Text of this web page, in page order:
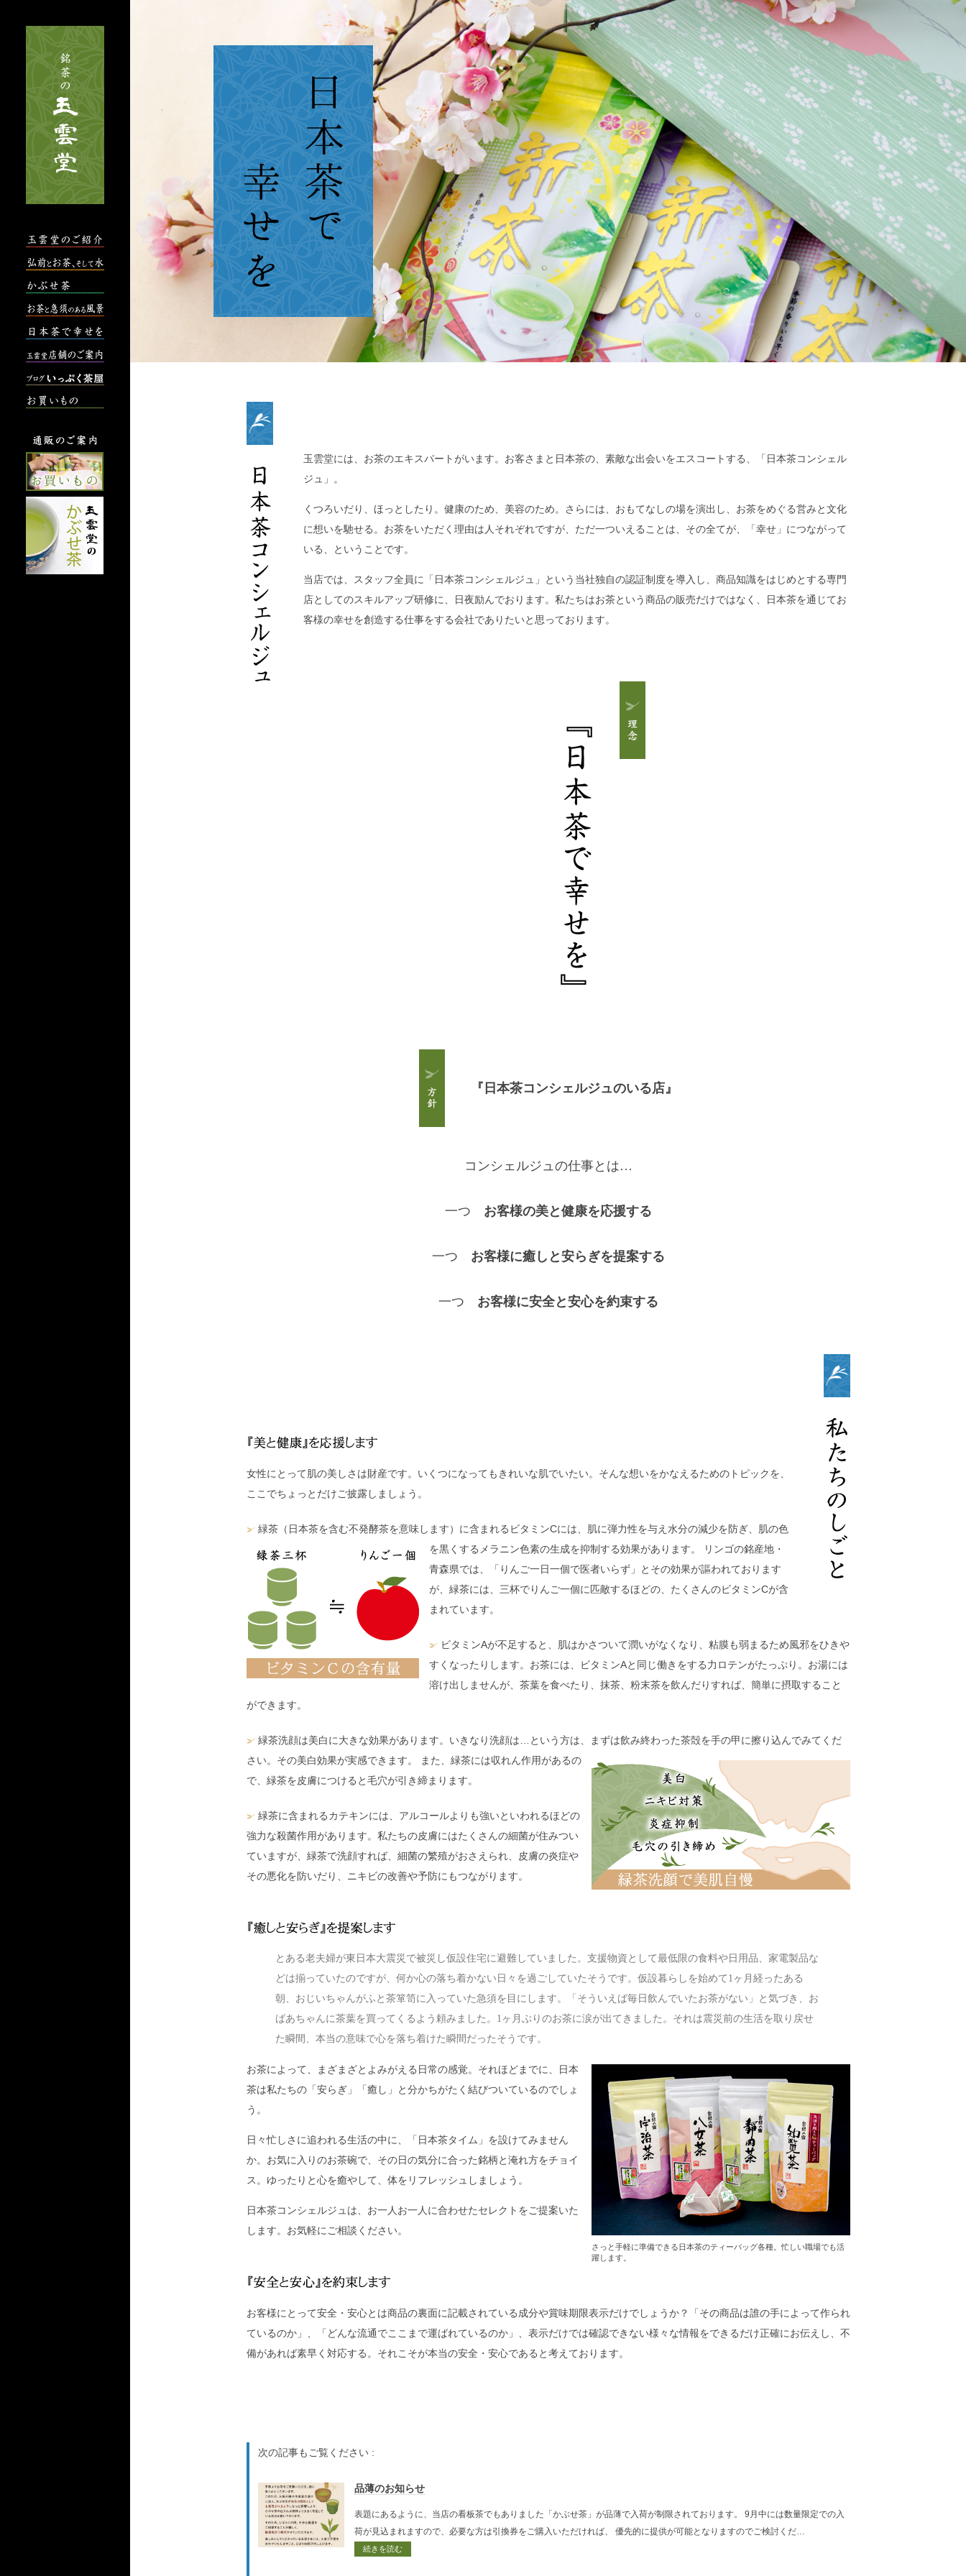
玉雲堂には、お茶のエキスパートがいます。お客さまと日本茶の、素敵な出会いをエスコートする、「日本茶コンシェル
ジュ」。
くつろいだり、ほっとしたり。健康のため、美容のため。さらには、おもてなしの場を演出し、お茶をめぐる営みと文化
に想いを馳せる。お茶をいただく理由は人それぞれですが、ただ一ついえることは、その全てが、「幸せ」につながって
いる、ということです。
当店では、スタッフ全員に「日本茶コンシェルジュ」という当社独自の認証制度を導入し、商品知識をはじめとする専門
店としてのスキルアップ研修に、日夜励んでおります。私たちはお茶という商品の販売だけではなく、日本茶を通じてお
客様の幸せを創造する仕事をする会社でありたいと思っております。
『日本茶コンシェルジュのいる店』
コンシェルジュの仕事とは…
一つ お客様の美と健康を応援する
一つ お客様に癒しと安らぎを提案する
一つ お客様に安全と安心を約束する
女性にとって肌の美しさは財産です。いくつになってもきれいな肌でいたい。そんな想いをかなえるためのトピックを、
ここでちょっとだけご披露しましょう。
緑茶（日本茶を含む不発酵茶を意味します）に含まれるビタミンCには、肌に弾力性を与え水分の減少を防ぎ、肌の色
を黒くするメラニン色素の生成を抑制する効果があります。
リンゴの銘産地・
青森県では、「りんご一日一個で医者いらず」とその効果が謳われております
が、緑茶には、三杯でりんご一個に匹敵するほどの、たくさんのビタミンCが含
まれています。
ビタミンAが不足すると、肌はかさついて潤いがなくなり、粘膜も弱まるため風邪をひきや
すくなったりします。お茶には、ビタミンAと同じ働きをする力ロテンがたっぷり。お湯には
溶け出しませんが、茶葉を食べたり、抹茶、粉末茶を飲んだりすれば、簡単に摂取すること
ができます。
緑茶洗顔は美白に大きな効果があります。いきなり洗顔は…という方は、まずは飲み終わった茶殻を手の甲に擦り込んでみてくだ
さい。その美白効果が実感できます。
また、緑茶には収れん作用があるの
で、緑茶を皮膚につけると毛穴が引き締まります。
緑茶に含まれるカテキンには、アルコールよりも強いといわれるほどの
強力な殺菌作用があります。私たちの皮膚にはたくさんの細菌が住みつい
ていますが、緑茶で洗顔すれば、細菌の繁殖がおさえられ、皮膚の炎症や
その悪化を防いだり、ニキビの改善や予防にもつながります。
とある老夫婦が東日本大震災で被災し仮設住宅に避難していました。支援物資として最低限の食料や日用品、家電製品な
どは揃っていたのですが、何か心の落ち着かない日々を過ごしていたそうです。仮設暮らしを始めて1ヶ月経ったある
朝、おじいちゃんがふと茶箪笥に入っていた急須を目にします。「そういえば毎日飲んでいたお茶がない」と気づき、お
ばあちゃんに茶葉を買ってくるよう頼みました。1ヶ月ぶりのお茶に涙が出てきました。それは震災前の生活を取り戻せ
た瞬間、本当の意味で心を落ち着けた瞬間だったそうです。
さっと手軽に準備できる日本茶のティーバッグ各種。忙しい職場でも活
躍します。
お茶によって、まざまざとよみがえる日常の感覚。それほどまでに、日本
茶は私たちの「安らぎ」「癒し」と分かちがたく結びついているのでしょ
う。
日々忙しさに追われる生活の中に、「日本茶タイム」を設けてみません
か。お気に入りのお茶碗で、その日の気分に合った銘柄と淹れ方をチョイ
ス。ゆったりと心を癒やして、体をリフレッシュしましょう。
日本茶コンシェルジュは、お一人お一人に合わせたセレクトをご提案いた
します。お気軽にご相談ください。
お客様にとって安全・安心とは商品の裏面に記載されている成分や賞味期限表示だけでしょうか？「その商品は誰の手によって作られ
ているのか」、「どんな流通でここまで運ばれているのか」、表示だけでは確認できない様々な情報をできるだけ正確にお伝えし、不
備があれば素早く対応する。それこそが本当の安全・安心であると考えております。
次の記事もご覧ください :
品薄のお知らせ
表題にあるように、当店の看板茶でもありました「かぶせ茶」が品薄で入荷が制限されております。 9月中には数量限定での入
荷が見込まれますので、必要な方は引換券をご購入いただければ、 優先的に提供が可能となりますのでご検討くだ…
続きを読む